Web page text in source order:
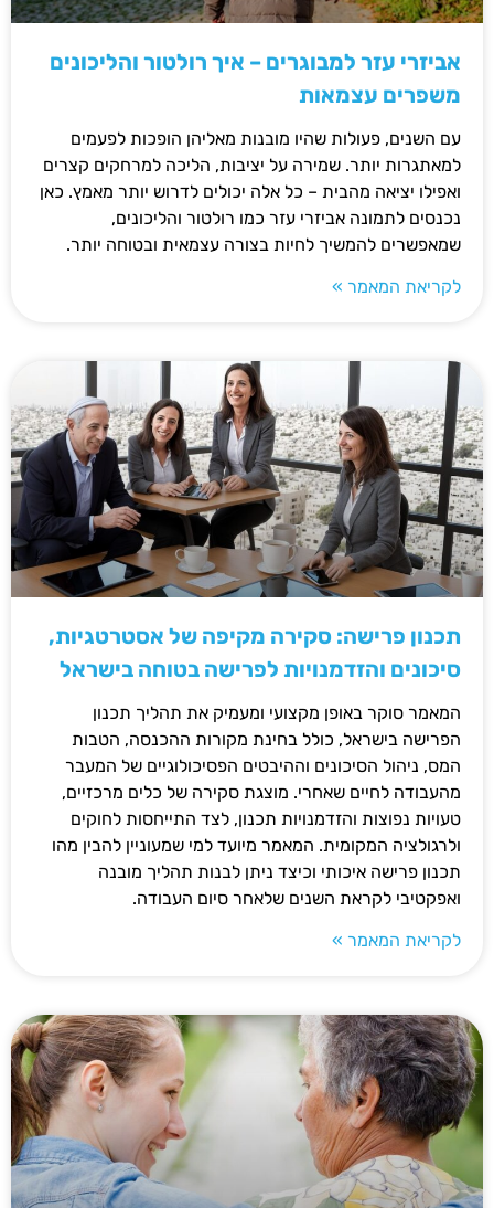
אביזרי עזר למבוגרים – איך רולטור והליכונים
משפרים עצמאות
עם השנים, פעולות שהיו מובנות מאליהן הופכות לפעמים
למאתגרות יותר. שמירה על יציבות, הליכה למרחקים קצרים
ואפילו יציאה מהבית – כל אלה יכולים לדרוש יותר מאמץ. כאן
נכנסים לתמונה אביזרי עזר כמו רולטור והליכונים,
שמאפשרים להמשיך לחיות בצורה עצמאית ובטוחה יותר.
לקריאת המאמר »
תכנון פרישה: סקירה מקיפה של אסטרטגיות,
סיכונים והזדמנויות לפרישה בטוחה בישראל
המאמר סוקר באופן מקצועי ומעמיק את תהליך תכנון
הפרישה בישראל, כולל בחינת מקורות ההכנסה, הטבות
המס, ניהול הסיכונים וההיבטים הפסיכולוגיים של המעבר
מהעבודה לחיים שאחרי. מוצגת סקירה של כלים מרכזיים,
טעויות נפוצות והזדמנויות תכנון, לצד התייחסות לחוקים
ולרגולציה המקומית. המאמר מיועד למי שמעוניין להבין מהו
תכנון פרישה איכותי וכיצד ניתן לבנות תהליך מובנה
ואפקטיבי לקראת השנים שלאחר סיום העבודה.
לקריאת המאמר »